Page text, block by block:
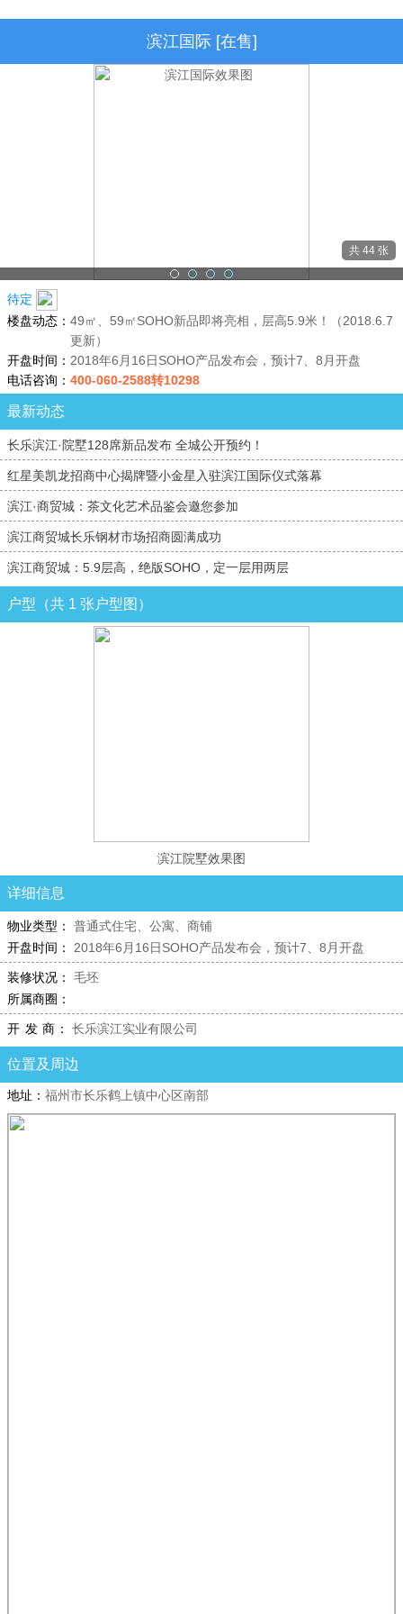
滨江国际 [在售]
共 44 张
待定
楼盘动态： 49㎡、59㎡SOHO新品即将亮相，层高5.9米！（2018.6.7
更新）
开盘时间： 2018年6月16日SOHO产品发布会，预计7、8月开盘
电话咨询： 400-060-2588转10298
最新动态
长乐滨江·院墅128席新品发布 全城公开预约！
红星美凯龙招商中心揭牌暨小金星入驻滨江国际仪式落幕
滨江·商贸城：茶文化艺术品鉴会邀您参加
滨江商贸城长乐钢材市场招商圆满成功
滨江商贸城：5.9层高，绝版SOHO，定一层用两层
户型（共 1 张户型图）
滨江院墅效果图
详细信息
物业类型：
普通式住宅、公寓、商铺
开盘时间：
2018年6月16日SOHO产品发布会，预计7、8月开盘
装修状况：
毛坯
所属商圈：
开 发 商： 长乐滨江实业有限公司
位置及周边
地址： 福州市长乐鹤上镇中心区南部